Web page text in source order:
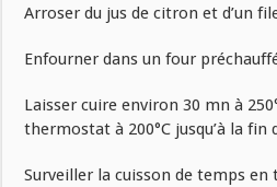
Arroser du jus de citron et d’un
Enfourner dans un four
Laisser cuire environ 30 mn à
thermostat à 200°C jusqu’à la fin
Surveiller la cuisson de temps en